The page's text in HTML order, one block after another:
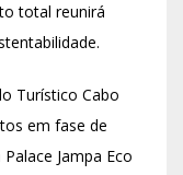
total reunirá
Turístico Cabo
em fase de
Jampa Eco